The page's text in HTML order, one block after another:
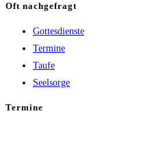
Oft nachgefragt
Gottesdienste
Termine
Taufe
Seelsorge
Termine